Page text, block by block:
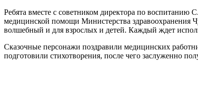
Ребята вместе с советником директора по
медицинской помощи Министерства
волшебный и для взрослых и детей. Каждый ждет
Сказочные персонажи поздравили медицинских
подготовили стихотворения, после чего заслуженно